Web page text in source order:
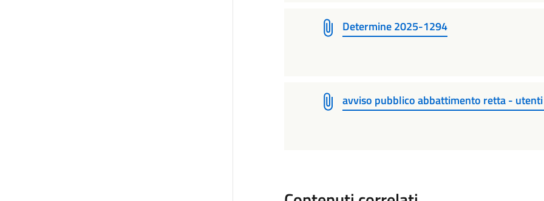
Determine 2025-1294
avviso pubblico abbattimento retta -